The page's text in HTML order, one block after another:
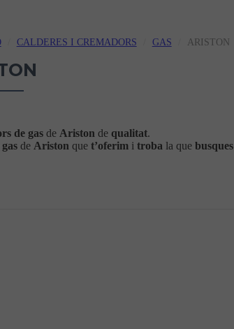
CALDERES I CREMADORS GAS ARISTON
de gasde Ariston de qualitat.
gasde Ariston quet’oferim itroba la quebusques